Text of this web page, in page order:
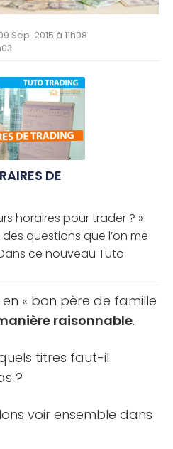
Sep. 2015 à 11h08
DE
horaires pour trader ? »
des questions que l’on me
ce nouveau Tuto
« bon père de famille
raisonnable.
titres faut-il
?
voir ensemble dans